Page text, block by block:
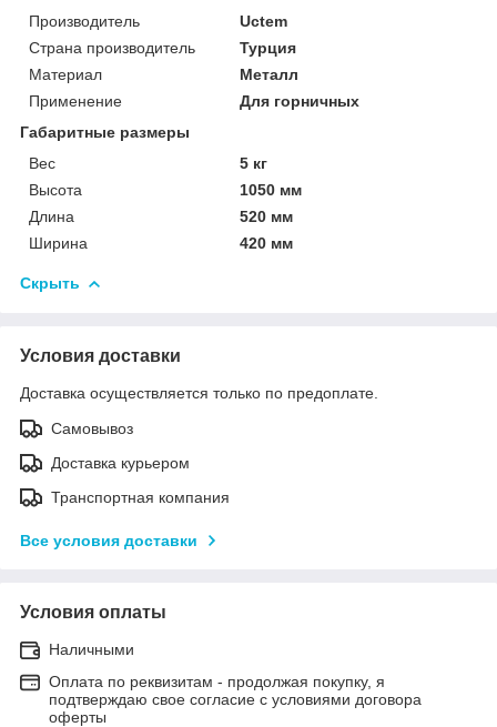
Производитель
Uctem
Страна производитель
Турция
Материал
Металл
Применение
Для горничных
Габаритные размеры
Вес
5 кг
Высота
1050 мм
Длина
520 мм
Ширина
420 мм
Скрыть
Условия доставки
Доставка осуществляется только по предоплате.
Самовывоз
Доставка курьером
Транспортная компания
Все условия доставки
Условия оплаты
Наличными
Оплата по реквизитам - продолжая покупку, я
подтверждаю свое согласие с условиями договора
оферты